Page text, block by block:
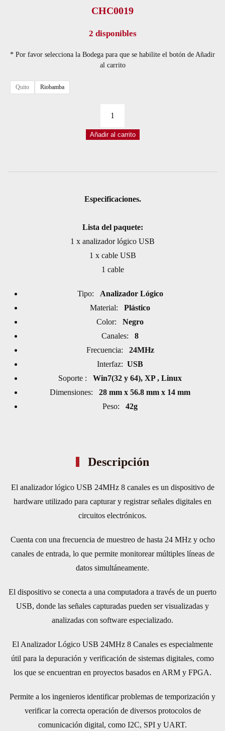
CHC0019
2 disponibles
* Por favor selecciona la Bodega para que se habilite el botón de Añadir
al carrito
Quito Riobamba
USB
MHZ
Añadir al carrito
Especificaciones.
Lista del paquete:
1 x analizador lógico USB
1 x cable USB
1 cable
Tipo:
Analizador Lógico
Material: Plástico
Color:
Negro
Canales:
8
Frecuencia: 24MHz
Interfaz: USB
Soporte :
Win7(32 y 64), XP , Linux
Dimensiones: 28 mm x 56.8 mm x 14 mm
Peso:
42g
Descripción
El analizador lógico USB 24MHz 8 canales es un dispositivo de
hardware utilizado para capturar y registrar señales digitales en
circuitos electrónicos.
Cuenta con una frecuencia de muestreo de hasta 24 MHz y ocho
canales de entrada, lo que permite monitorear múltiples líneas de
datos simultáneamente.
El dispositivo se conecta a una computadora a través de un puerto
USB, donde las señales capturadas pueden ser visualizadas y
analizadas con software especializado.
El Analizador Lógico USB 24MHz 8 Canales es especialmente
útil para la depuración y verificación de sistemas digitales, como
los que se encuentran en proyectos basados en ARM y FPGA.
Permite a los ingenieros identificar problemas de temporización y
verificar la correcta operación de diversos protocolos de
comunicación digital, como I2C, SPI y UART.